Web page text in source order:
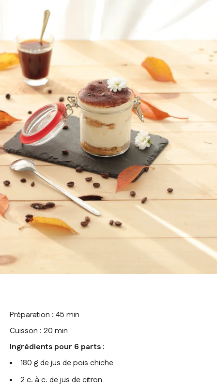
Préparation : 45 min
Cuisson : 20 min
Ingrédients pour 6 parts :
180 g de jus de pois chiche
2 c. à c. de jus de citron